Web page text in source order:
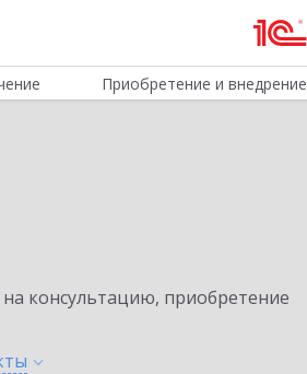
Приобретение и внедрение
консультацию, приобретение